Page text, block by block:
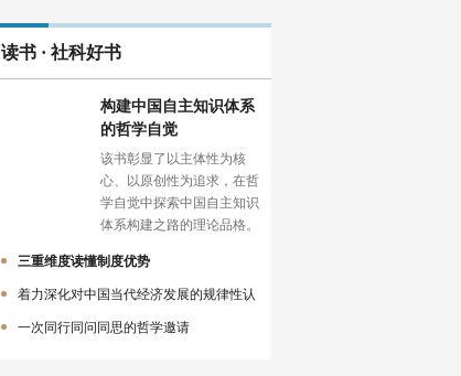
读书 · 社科好书
构建中国自主知识体系
的哲学自觉
该书彰显了以主体性为核
心、以原创性为追求，在哲
学自觉中探索中国自主知识
体系构建之路的理论品格。
三重维度读懂制度优势
着力深化对中国当代经济发展的规律性认
一次同行同问同思的哲学邀请